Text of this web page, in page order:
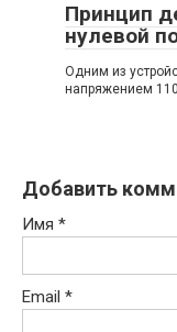
Принцип
нулевой
Одним из
напряжением
Добавить
Имя *
Email *